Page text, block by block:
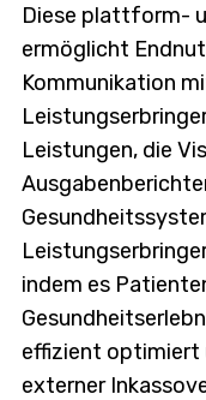
Diese plattform-
ermöglicht
Kommunikation
Leistungen, die
indem es
effizient optimiert
externer